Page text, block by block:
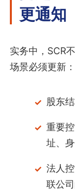
更通知
实务中，SCR
场景必须更新：
股东
重要
址、
法人
联公